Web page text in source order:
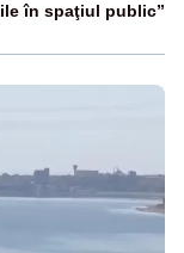
în spaţiul public”